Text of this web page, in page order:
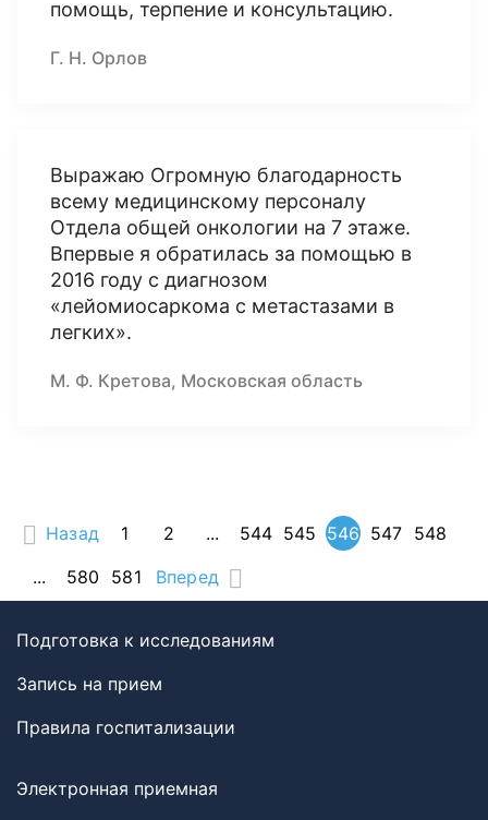
помощь, терпение и консультацию.
Г. Н. Орлов
Выражаю Огромную благодарность
всему медицинскому персоналу
Отдела общей онкологии на 7 этаже.
Впервые я обратилась за помощью в
2016 году с диагнозом
«лейомиосаркома с метастазами в
легких».
М. Ф. Кретова, Московская область
Назад 1 2 ... 544 545 546 547 548
...
580 581 Вперед
Подготовка к исследованиям
Запись на прием
Правила госпитализации
Электронная приемная